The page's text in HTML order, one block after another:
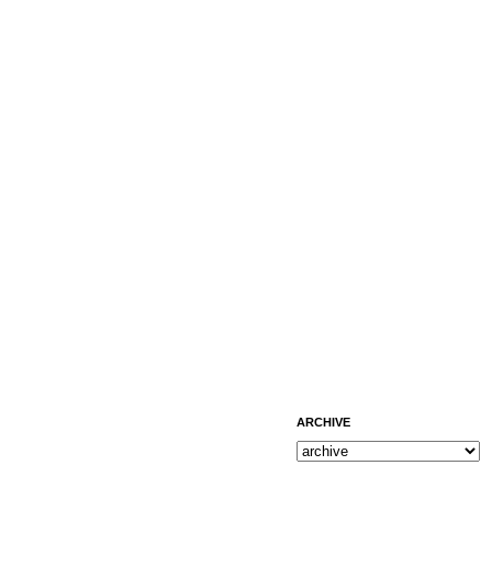
ARCHIVE